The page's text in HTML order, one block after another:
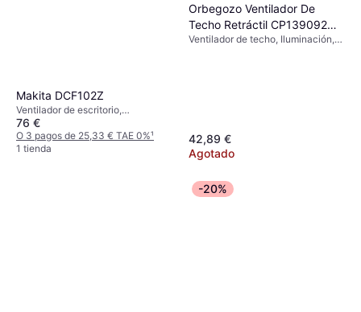
Makita DCF102Z
Ventilador de escritorio,
Temporizador, Oscilante,
Inclinable
76 €
O 3 pagos de 25,33 € TAE 0%¹
1 tienda
Orbegozo Ventilador De
Techo Retráctil CP139092
35W
Ventilador de techo, Iluminación,
42,89 €
Agotado
-20%